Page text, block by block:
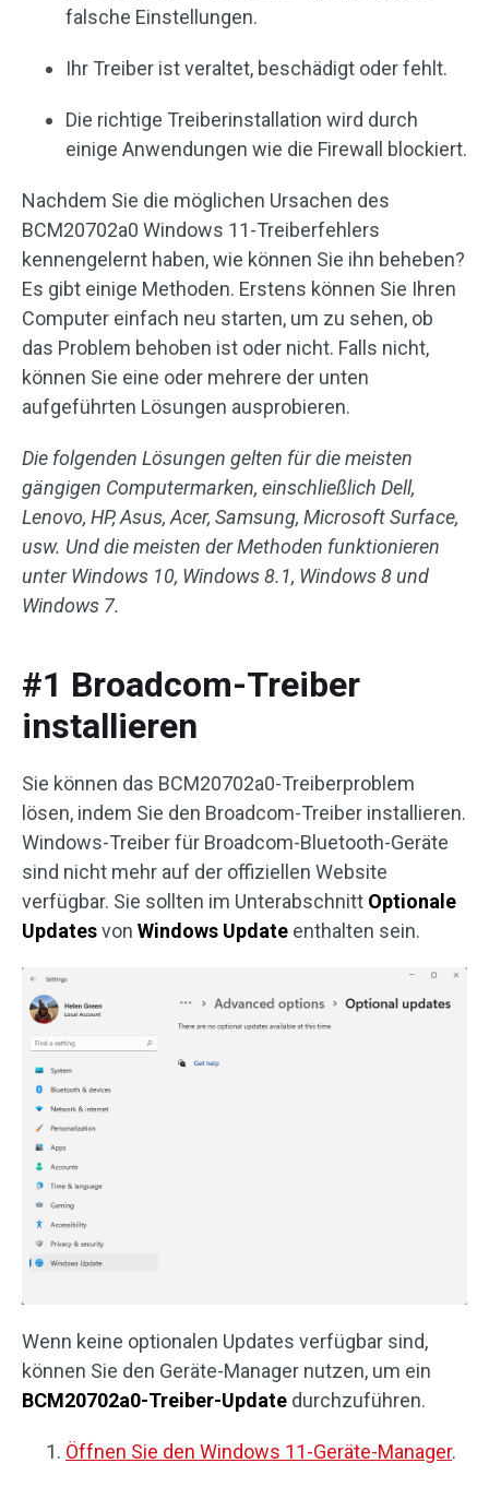
falsche Einstellungen.
Ihr Treiber ist veraltet, beschädigt oder fehlt.
Die richtige Treiberinstallation wird durch
einige Anwendungen wie die Firewall blockiert.
Nachdem Sie die möglichen Ursachen des
BCM20702a0 Windows 11-Treiberfehlers
kennengelernt haben, wie können Sie ihn beheben?
Es gibt einige Methoden. Erstens können Sie Ihren
Computer einfach neu starten, um zu sehen, ob
das Problem behoben ist oder nicht. Falls nicht,
können Sie eine oder mehrere der unten
aufgeführten Lösungen ausprobieren.
Die folgenden Lösungen gelten für die meisten
gängigen Computermarken, einschließlich Dell,
Lenovo, HP, Asus, Acer, Samsung, Microsoft Surface,
usw. Und die meisten der Methoden funktionieren
unter Windows 10, Windows 8.1, Windows 8 und
Windows 7.
#1 Broadcom-Treiber
installieren
Sie können das BCM20702a0-Treiberproblem
lösen, indem Sie den Broadcom-Treiber installieren.
Windows-Treiber für Broadcom-Bluetooth-Geräte
sind nicht mehr auf der offiziellen Website
verfügbar. Sie sollten im Unterabschnitt Optionale
Updatesvon Windows Update enthalten sein.
Wenn keine optionalen Updates verfügbar sind,
können Sie den Geräte-Manager nutzen, um ein
BCM20702a0-Treiber-Update durchzuführen.
Öffnen Sie den Windows 11-Geräte-Manager.